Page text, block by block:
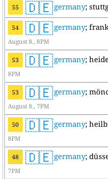
55 🇩🇪germany;
54 🇩🇪germany;
August 8., 8PM
53 🇩🇪germany;
8PM
53 🇩🇪germany;
August 8., 7PM
50 🇩🇪germany;
8PM
48 🇩🇪germany;
7PM